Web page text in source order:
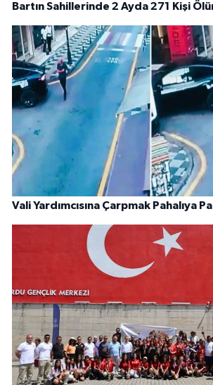
Bartın Sahillerinde 2 Ayda 271 Kişi
Vali Yardımcısına Çarpmak Pahalıya